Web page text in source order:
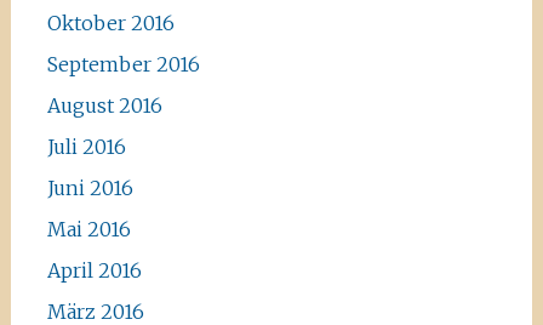
Oktober 2016
September 2016
August 2016
Juli 2016
Juni 2016
Mai 2016
April 2016
März 2016